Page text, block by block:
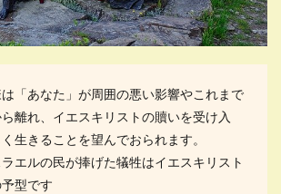
は「あなた」が周囲の悪い影響やこれまで
離れ、イエスキリストの贖いを受け入
生きることを望んでおられます。
ラエルの民が捧げた犠牲はイエスキリスト
型です